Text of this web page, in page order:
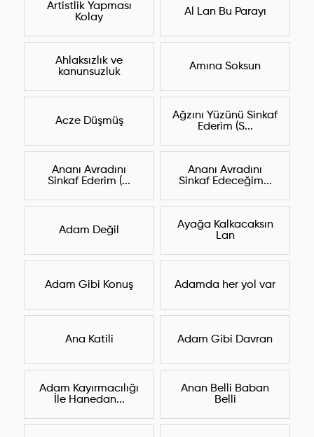
Artistlik Yapması
Kolay
Al Lan Bu Parayı
Ahlaksızlık ve
kanunsuzluk
Amına Soksun
Acze Düşmüş
Ağzını Yüzünü Sinkaf
Ederim (S...
Ananı Avradını
Sinkaf Ederim (...
Ananı Avradını
Sinkaf Edeceğim...
Adam Değil
Ayağa Kalkacaksın
Lan
Adam Gibi Konuş Adamda her yol var
Ana Katili Adam Gibi Davran
Adam Kayırmacılığı
İle Hanedan...
Anan Belli Baban
Belli